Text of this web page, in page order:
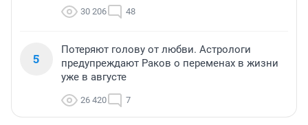
30 206 48
5
Потеряют голову от любви. Астрологи
предупреждают Раков о переменах в жизни
уже в августе
26 420 7